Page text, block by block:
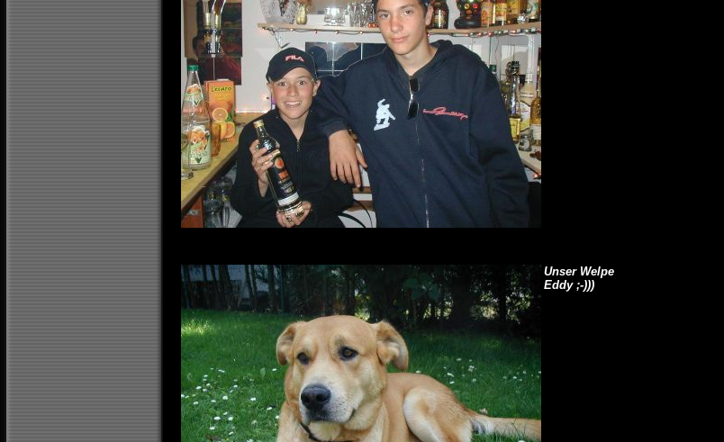
Unser Welpe
Eddy ;-)))